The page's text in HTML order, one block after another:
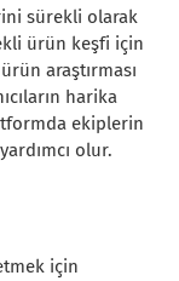
sürekli olarak
ürün keşfi için
araştırması
harika
ekiplerin
olur.
için